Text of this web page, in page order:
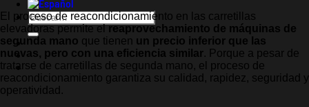
Buscar
por:
El proceso de reacondicionamiento en las carretillas
elevadoras permite elreaprovechamiento de máquinas de
segunda mano que tienen un precio inferior que las
nuevas, pero con una eficiencia similar. Porque a pesar de
tratarse de carretillas de segunda mano, el proceso de
reacondicionamiento garantiza su calidad, rapidez, seguridad y
operatividad.